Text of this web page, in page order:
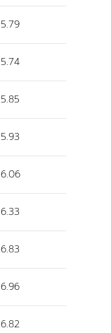
5.79
5.74
5.85
5.93
6.06
6.33
6.83
6.96
6.82